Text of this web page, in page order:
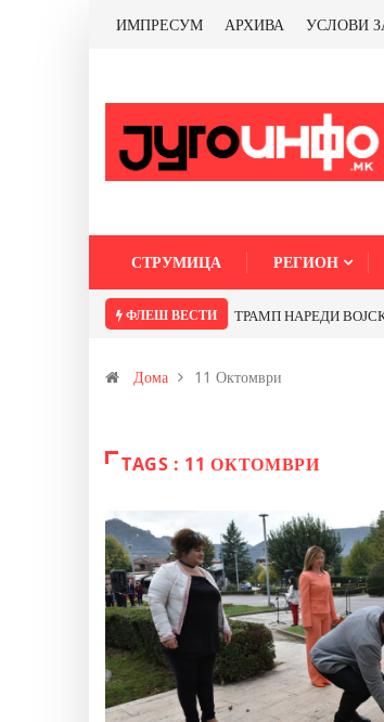
ИМПРЕСУМ АРХИВА УСЛОВИ
СТРУМИЦА РЕГИОН
ФЛЕШ ВЕСТИ ТРАМП НАРЕДИ
Дома 11 Октомври
TAGS : 11 ОКТОМВРИ